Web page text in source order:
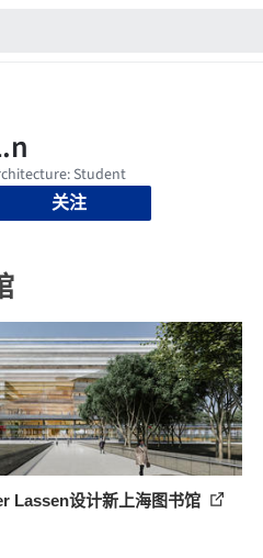
关注
Lassen设计新上海图书馆